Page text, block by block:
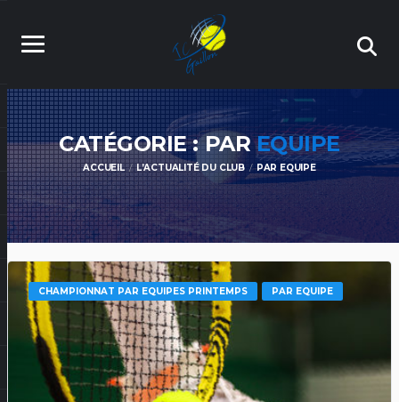
CATÉGORIE : PAREQUIPE
ACCUEIL L’ACTUALITÉ DU CLUB PAR EQUIPE
CHAMPIONNAT PAR EQUIPES PRINTEMPS PAR EQUIPE